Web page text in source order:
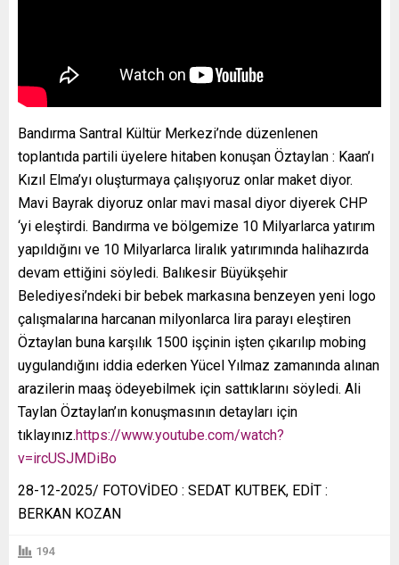
Bandırma Santral Kültür Merkezi’nde düzenlenen
toplantıda partili üyelere hitaben konuşan Öztaylan : Kaan’ı
Kızıl Elma’yı oluşturmaya çalışıyoruz onlar maket diyor.
Mavi Bayrak diyoruz onlar mavi masal diyor diyerek CHP
‘yi eleştirdi. Bandırma ve bölgemize 10 Milyarlarca yatırım
yapıldığını ve 10 Milyarlarca liralık yatırımında halihazırda
devam ettiğini söyledi. Balıkesir Büyükşehir
Belediyesi’ndeki bir bebek markasına benzeyen yeni logo
çalışmalarına harcanan milyonlarca lira parayı eleştiren
Öztaylan buna karşılık 1500 işçinin işten çıkarılıp mobing
uygulandığını iddia ederken Yücel Yılmaz zamanında alınan
arazilerin maaş ödeyebilmek için sattıklarını söyledi. Ali
Taylan Öztaylan’ın konuşmasının detayları için
tıklayınız.https://www.youtube.com/watch?
v=ircUSJMDiBo
28-12-2025/ FOTOVİDEO : SEDAT KUTBEK, EDİT :
BERKAN KOZAN
194